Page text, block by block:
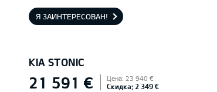
Я ЗАИНТЕРЕСОВАН!
KIA STONIC
21 591 € Цена: 23 940 €
Скидка: 2 349 €